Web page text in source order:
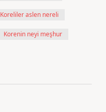
Koreliler aslen nereli
Korenin neyi meşhur